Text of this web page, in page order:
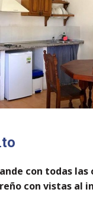
con todas las
con vistas al